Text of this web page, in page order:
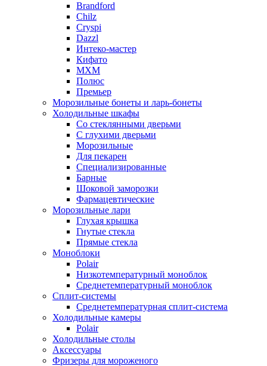
Brandford
Chilz
Cryspi
Dazzl
Интеко-мастер
Кифато
МХМ
Полюс
Премьер
Морозильные бонеты и ларь-бонеты
Холодильные шкафы
Со стеклянными дверьми
С глухими дверьми
Морозильные
Для пекарен
Специализированные
Барные
Шоковой заморозки
Фармацевтические
Морозильные лари
Глухая крышка
Гнутые стекла
Прямые стекла
Моноблоки
Polair
Низкотемпературный моноблок
Среднетемпературный моноблок
Сплит-системы
Среднетемпературная сплит-система
Холодильные камеры
Polair
Холодильные столы
Аксессуары
Фризеры для мороженого